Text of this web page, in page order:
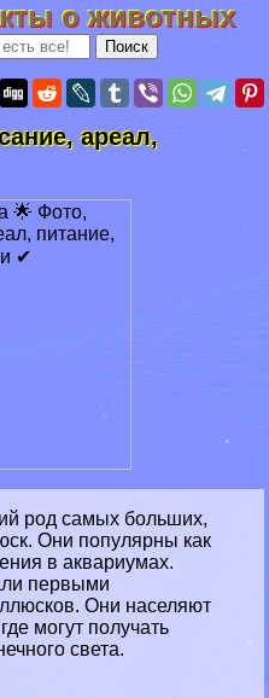
о животных
ареал,
род самых больших,
. Они популярны как
в аквариумах.
первыми
Они населяют
могут получать
света.